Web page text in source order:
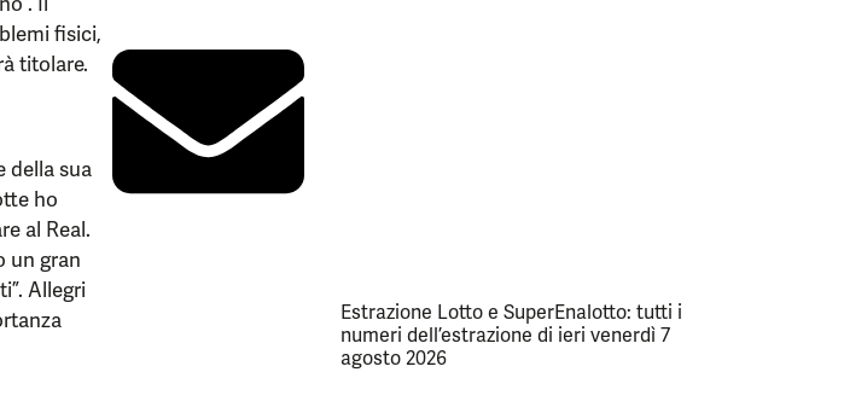
fisici,
titolare.
della sua
ho
al Real.
un gran
Allegri
Estrazione Lotto e SuperEnalotto: tutti i
numeri dell’estrazione di ieri venerdì 7
agosto 2026